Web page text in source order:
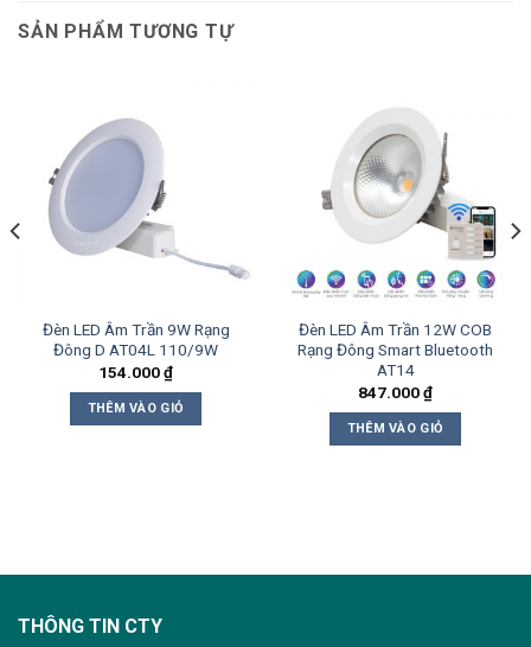
SẢN PHẨM TƯƠNG TỰ
Đèn LED Âm Trần 9W Rạng
Đông D AT04L 110/9W
154.000₫
THÊM VÀO GIỎ
Đèn LED Âm Trần 12W COB
Rạng Đông Smart Bluetooth
AT14
847.000₫
THÊM VÀO GIỎ
THÔNG TIN CTY